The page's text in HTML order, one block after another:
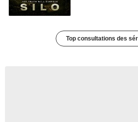
Top consultations des